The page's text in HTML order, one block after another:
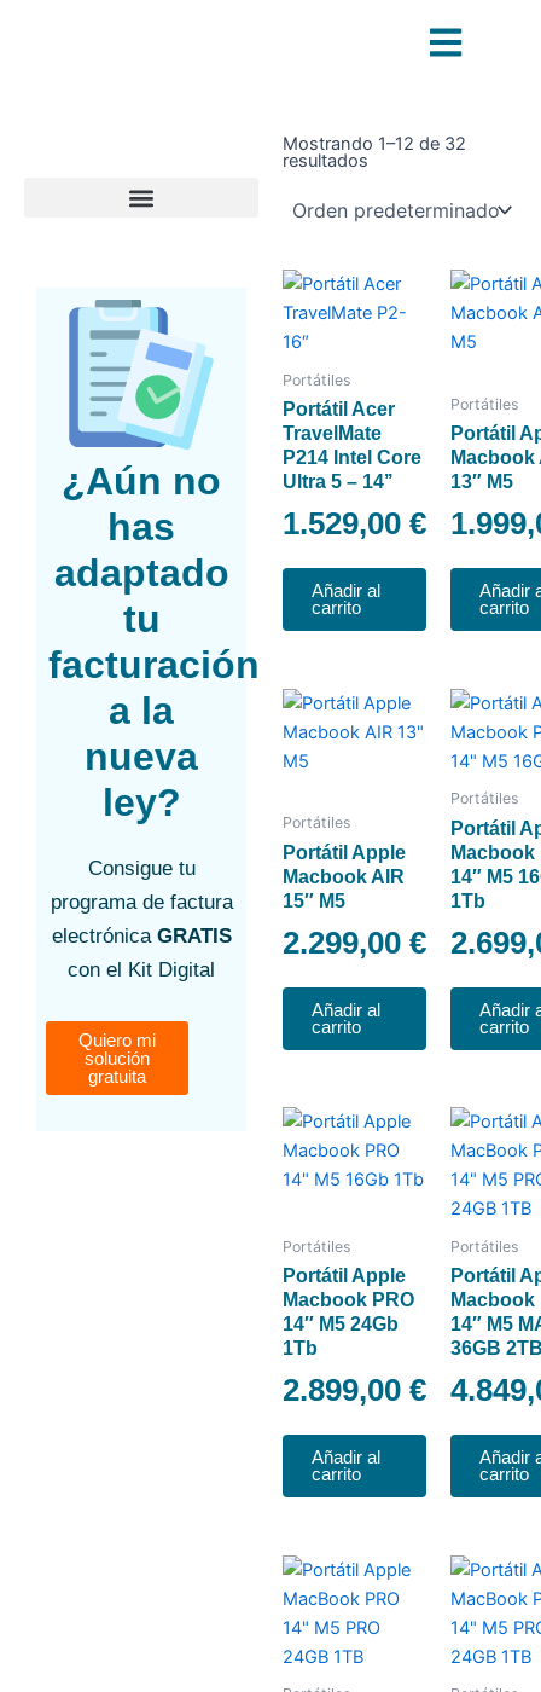
¿Aún no
has
adaptado
tu
facturación
a la
nueva
ley?
Consigue tu
programa de factura
electrónica GRATIS
con el Kit Digital
Quiero mi
solución
gratuita
Mostrando 1–12 de 32
resultados
Portátiles
Portátil Acer
TravelMate
P214 Intel Core
Ultra 5 – 14’’
1.529,00 €
Añadir al
carrito
Portátiles
Portátil
Macbook
13″ M5
Añadir
carrito
Portátiles
Portátil Apple
Macbook AIR
15″ M5
2.299,00 €
Añadir al
carrito
Portátiles
Portátil
Macbook
14″ M5
1Tb
Añadir
carrito
Portátiles
Portátil Apple
Macbook PRO
14″ M5 24Gb
1Tb
2.899,00 €
Añadir al
carrito
Portátiles
Portátil
Macbook
14″ M5
36GB
Añadir
carrito